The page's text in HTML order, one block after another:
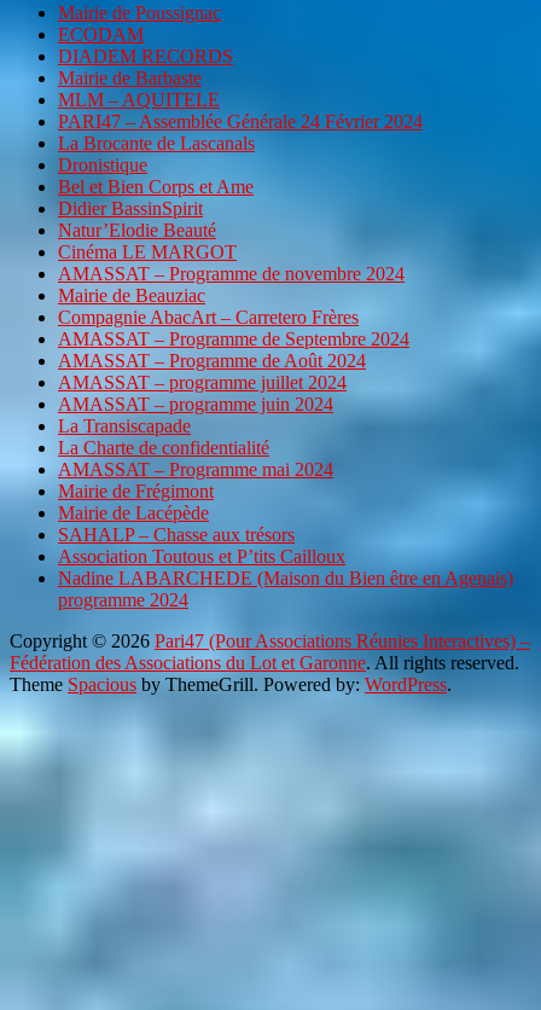
Mairie de Poussignac
ECODAM
DIADEM RECORDS
Mairie de Barbaste
MLM – AQUITELE
PARI47 – Assemblée Générale 24 Février 2024
La Brocante de Lascanals
Dronistique
Bel et Bien Corps et Ame
Didier BassinSpirit
Natur’Elodie Beauté
Cinéma LE MARGOT
AMASSAT – Programme de novembre 2024
Mairie de Beauziac
Compagnie AbacArt – Carretero Frères
AMASSAT – Programme de Septembre 2024
AMASSAT – Programme de Août 2024
AMASSAT – programme juillet 2024
AMASSAT – programme juin 2024
La Transiscapade
La Charte de confidentialité
AMASSAT – Programme mai 2024
Mairie de Frégimont
Mairie de Lacépède
SAHALP – Chasse aux trésors
Association Toutous et P’tits Cailloux
Nadine LABARCHEDE (Maison du Bien être en Agenais)
programme 2024
Copyright © 2026 Pari47 (Pour Associations Réunies Interactives) –
Fédération des Associations du Lot et Garonne. All rights reserved.
Theme Spacious by ThemeGrill. Powered by: WordPress.